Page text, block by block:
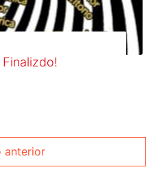
Finalizdo!
anterior